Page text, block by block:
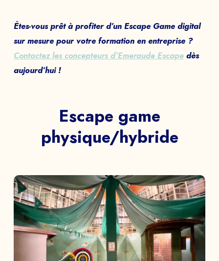
Êtes-vous prêt à profiter d’un Escape Game digital
sur mesure pour votre formation en entreprise ?
Contactez les concepteurs d’Emeraude Escape dès
aujourd’hui !
Escape game
physique/hybride